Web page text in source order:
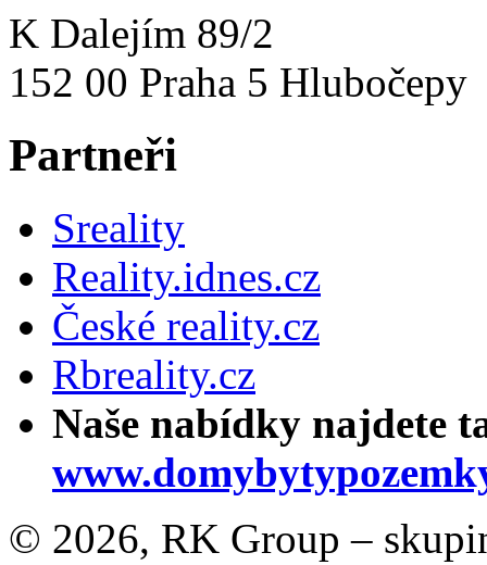
K Dalejím 89/2
152 00 Praha 5 Hlubočepy
Partneři
Sreality
Reality.idnes.cz
České reality.cz
Rbreality.cz
Naše nabídky najdete
© 2026, RK Group –